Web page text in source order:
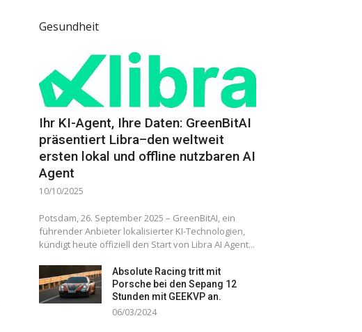
Gesundheit
Ihr KI-Agent, Ihre Daten: GreenBitAI
präsentiert Libra–den weltweit
ersten lokal und offline nutzbaren AI
Agent
10/10/2025
Potsdam, 26. September 2025 – GreenBitAI, ein
führender Anbieter lokalisierter KI-Technologien,
kündigt heute offiziell den Start von Libra AI Agent...
Absolute Racing tritt mit
Porsche bei den Sepang 12
Stunden mit GEEKVP an.
06/03/2024